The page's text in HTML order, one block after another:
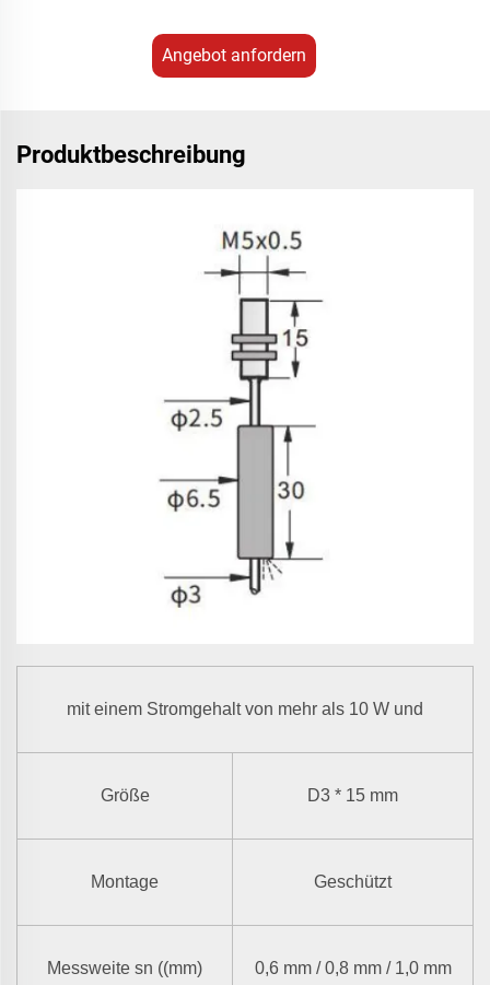
Angebot anfordern
Produktbeschreibung
mit einem Stromgehalt von mehr als 10 W und
Größe D3 * 15 mm
Montage Geschützt
Messweite sn ((mm) 0,6 mm / 0,8 mm / 1,0 mm